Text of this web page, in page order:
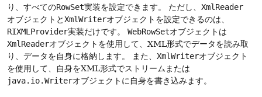
り、すべてのRowSet実装を設定できます。 ただし、 XmlReader
オブジェクトとXmlWriterオブジェクトを設定できるのは、
RIXMLProvider実装だけです。 WebRowSetオブジェクトは
XmlReaderオブジェクトを使用して、XML形式でデータを読み取
り、データを自身に格納します。
また、 XmlWriterオブジェクト
を使用して、自身をXML形式でストリームまたは
java.io.Writerオブジェクトに自身を書き込みます。